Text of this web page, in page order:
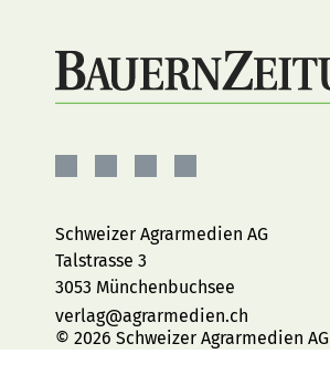
Facebook
Instagram
YouTubeLinkedIn
Schweizer Agrarmedien AG
Talstrasse 3
3053 Münchenbuchsee
verlag@agrarmedien.ch
© 2026 Schweizer Agrarmedien AG